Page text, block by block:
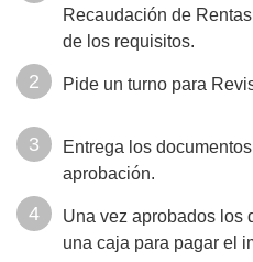
Recaudación de
de los requisitos.
Pide un turno para
Entrega los
aprobación.
Una vez aprobados los
una caja para pagar el